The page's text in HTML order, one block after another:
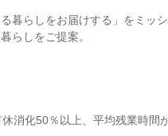
る暮らしをお届けする」をミッ
らしをご提案。
消化50％以上、平均残業時間